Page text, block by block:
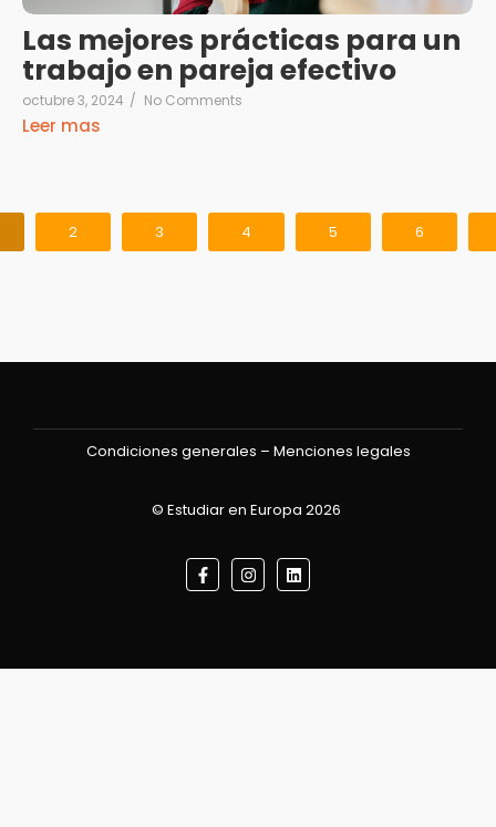
Las mejores prácticas para un
trabajo en pareja efectivo
octubre 3, 2024 / No Comments
Leer mas
2 3 4 5 6
Condiciones generales – Menciones legales
© Estudiar en Europa 2026